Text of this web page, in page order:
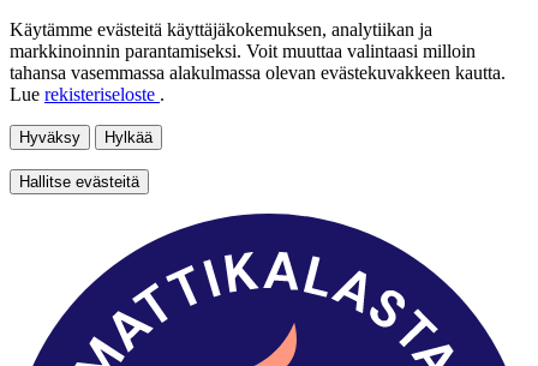
Käytämme evästeitä käyttäjäkokemuksen, analytiikan ja
markkinoinnin parantamiseksi. Voit muuttaa valintaasi milloin
tahansa vasemmassa alakulmassa olevan evästekuvakkeen kautta.
Lue rekisteriseloste .
Hyväksy Hylkää
Hallitse evästeitä